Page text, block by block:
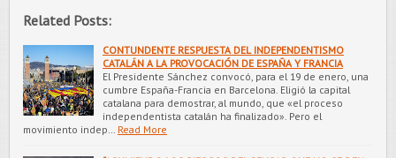
Related Posts:
CONTUNDENTE RESPUESTA DEL INDEPENDENTISMO
CATALÁN A LA PROVOCACIÓN DE ESPAÑA Y FRANCIA
El Presidente Sánchez convocó, para el 19 de enero, una
cumbre España-Francia en Barcelona. Eligió la capital
catalana para demostrar, al mundo, que «el proceso
independentista catalán ha finalizado». Pero el
movimiento indep…
Read More